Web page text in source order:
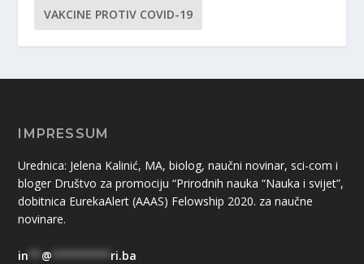
VAKCINE PROTIV COVID-19
IMPRESSUM
Urednica: Jelena Kalinić, MA, biolog, naučni novinar, sci-com i
bloger Društvo za promociju “Prirodnih nauka “Nauka i svijet”,
dobitnica EurekaAlert (AAAS) Felowship 2020. za naučne
novinare.
in @ ri.ba